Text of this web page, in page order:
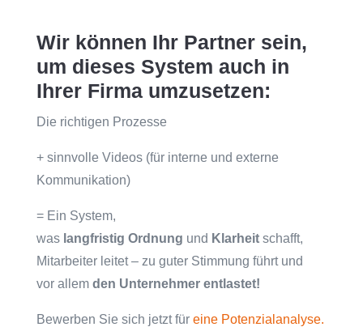
Wir können Ihr Partner sein,
um dieses System auch in
Ihrer Firma umzusetzen:
Die richtigen Prozesse
+ sinnvolle Videos (für interne und externe
Kommunikation)
= Ein System,
was langfristig Ordnung und Klarheitschafft,
Mitarbeiter leitet – zu guter Stimmung führt und
vor allem den Unternehmer entlastet!
Bewerben Sie sich jetzt für eine Potenzialanalyse.